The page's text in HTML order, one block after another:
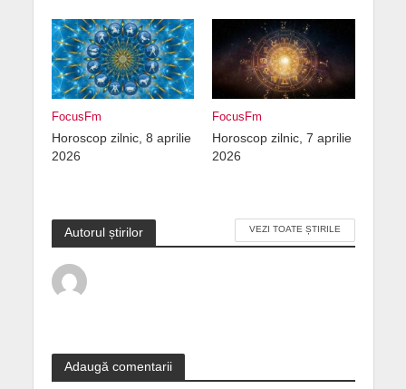
FocusFm
Horoscop zilnic, 8 aprilie
2026
FocusFm
Horoscop zilnic, 7 aprilie
2026
Autorul știrilor VEZI TOATE ȘTIRILE
Adaugă comentarii